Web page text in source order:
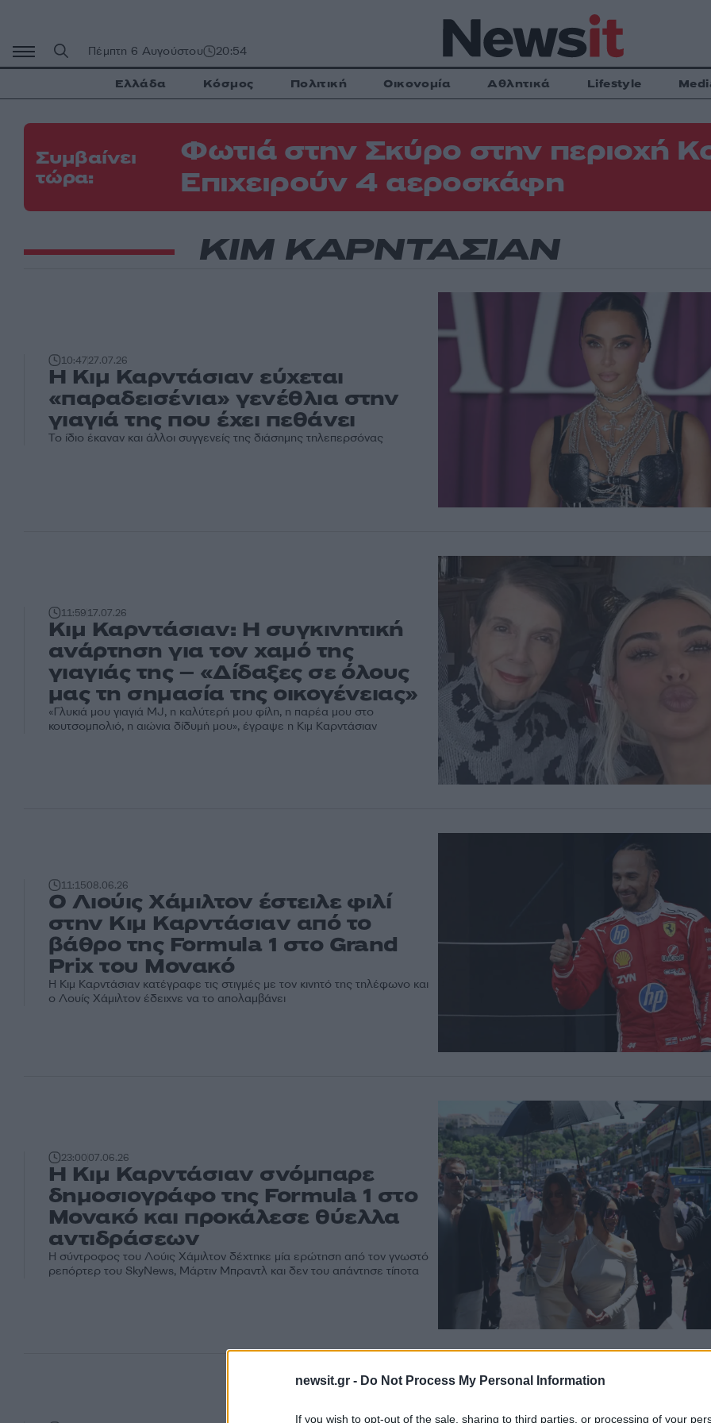
newsit.gr - Do Not Process My Personal Information
If you wish to opt-out of the sale, sharing to third parties, or processing of your
περιεχόμενο
Πέμπτη 6 Αυγούστου 20:54
Ελλάδα Κόσμος Πολιτική Οικονομία Αθλητικά Lifestyle
Συμβαίνει
τώρα:
Φωτιά στην Σκύρο στην περιοχή
Επιχειρούν 4 αεροσκάφη
ΚΙΜ ΚΑΡΝΤΑΣΙΑΝ
10:4727.07.26
H Κιμ Καρντάσιαν εύχεται
«παραδεισένια» γενέθλια στην
γιαγιά της που έχει πεθάνει
Το ίδιο έκαναν και άλλοι συγγενείς της διάσημης τηλεπερσόνας
11:5917.07.26
Κιμ Καρντάσιαν: Η συγκινητική
ανάρτηση για τον χαμό της
γιαγιάς της – «Δίδαξες σε όλους
μας τη σημασία της οικογένειας»
«Γλυκιά μου γιαγιά MJ, η καλύτερή μου φίλη, η παρέα μου στο
κουτσομπολιό, η αιώνια δίδυμή μου», έγραψε η Κιμ Καρντάσιαν
11:1508.06.26
Ο Λιούις Χάμιλτον έστειλε φιλί
στην Κιμ Καρντάσιαν από το
βάθρο της Formula 1 στο Grand
Prix του Μονακό
Η Κιμ Καρντάσιαν κατέγραφε τις στιγμές με τον κινητό της τηλέφωνο και
ο Λουίς Χάμιλτον έδειχνε να το απολαμβάνει
23:0007.06.26
Η Κιμ Καρντάσιαν σνόμπαρε
δημοσιογράφο της Formula 1 στο
Μονακό και προκάλεσε θύελλα
αντιδράσεων
Η σύντροφος του Λούις Χάμιλτον δέχτηκε μία ερώτηση από τον γνωστό
ρεπόρτερ του SkyNews, Μάρτιν Μπραντλ και δεν του απάντησε τίποτα